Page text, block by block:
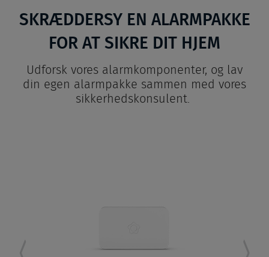
SKRÆDDERSY EN ALARMPAKKE
FOR AT SIKRE DIT HJEM
Udforsk vores alarmkomponenter, og lav
din egen alarmpakke sammen med vores
sikkerhedskonsulent.